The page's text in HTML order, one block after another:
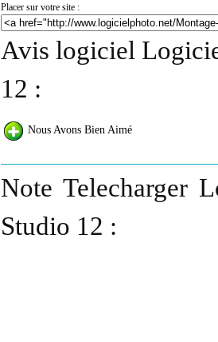
Placer sur votre site :
Avis logiciel
12 :
Nous Avons Bien Aimé
Note Telecharger
Studio 12 :